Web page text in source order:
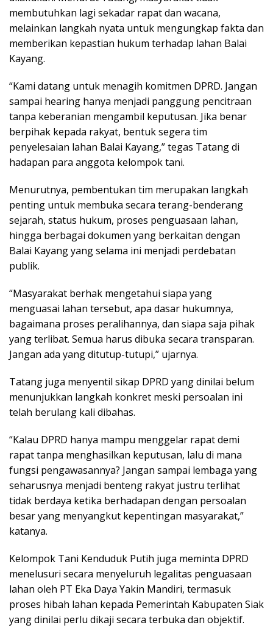
membutuhkan lagi sekadar rapat dan wacana,
melainkan langkah nyata untuk mengungkap fakta dan
memberikan kepastian hukum terhadap lahan Balai
Kayang.
“Kami datang untuk menagih komitmen DPRD. Jangan
sampai hearing hanya menjadi panggung pencitraan
tanpa keberanian mengambil keputusan. Jika benar
berpihak kepada rakyat, bentuk segera tim
penyelesaian lahan Balai Kayang,” tegas Tatang di
hadapan para anggota kelompok tani.
Menurutnya, pembentukan tim merupakan langkah
penting untuk membuka secara terang-benderang
sejarah, status hukum, proses penguasaan lahan,
hingga berbagai dokumen yang berkaitan dengan
Balai Kayang yang selama ini menjadi perdebatan
publik.
“Masyarakat berhak mengetahui siapa yang
menguasai lahan tersebut, apa dasar hukumnya,
bagaimana proses peralihannya, dan siapa saja pihak
yang terlibat. Semua harus dibuka secara transparan.
Jangan ada yang ditutup-tutupi,” ujarnya.
Tatang juga menyentil sikap DPRD yang dinilai belum
menunjukkan langkah konkret meski persoalan ini
telah berulang kali dibahas.
“Kalau DPRD hanya mampu menggelar rapat demi
rapat tanpa menghasilkan keputusan, lalu di mana
fungsi pengawasannya? Jangan sampai lembaga yang
seharusnya menjadi benteng rakyat justru terlihat
tidak berdaya ketika berhadapan dengan persoalan
besar yang menyangkut kepentingan masyarakat,”
katanya.
Kelompok Tani Kenduduk Putih juga meminta DPRD
menelusuri secara menyeluruh legalitas penguasaan
lahan oleh PT Eka Daya Yakin Mandiri, termasuk
proses hibah lahan kepada Pemerintah Kabupaten Siak
yang dinilai perlu dikaji secara terbuka dan objektif.